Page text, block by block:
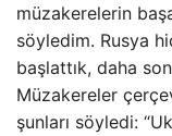
müzakerelerin
söyledim. Rusya
başlattık, daha
Müzakereler
şunları söyledi: